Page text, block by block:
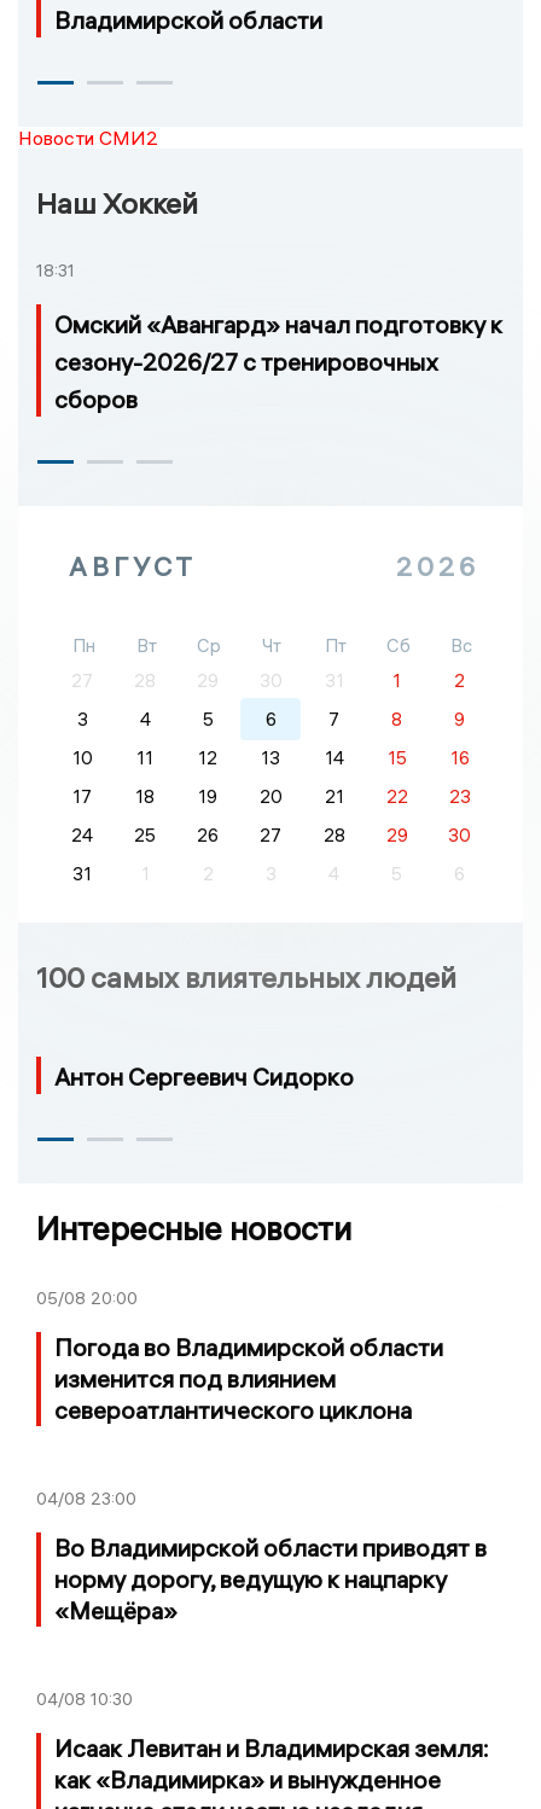
Владимирской области
Новости СМИ2
Наш Хоккей
18:31
Омский «Авангард» начал подготовку к
сезону-2026/27 с тренировочных
сборов
АВГУСТ 2026
Пн Вт Ср Чт Пт Сб
Вс
27
28 29 30 31 1
2
3
4 5 6 7 8
9
10
11 12 13 14 15
16
17
18 19 20 21 22
23
24
25 26 27 28 29
30
31
1 2 3 4 5 6
100 самых влиятельных людей
Антон Сергеевич Сидорко
Интересные новости
05/08 20:00
Погода во Владимирской области
изменится под влиянием
североатлантического циклона
04/08 23:00
Во Владимирской области приводят в
норму дорогу, ведущую к нацпарку
«Мещёра»
04/08 10:30
Исаак Левитан и Владимирская земля:
как «Владимирка» и вынужденное